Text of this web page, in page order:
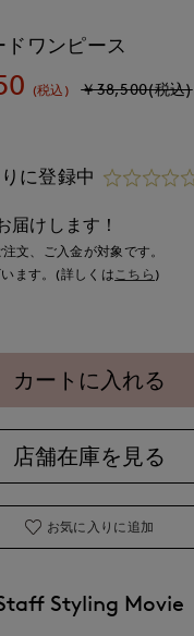
ワンピース
(税込) ￥38,500(税込)
に登録中
届けします！
文、ご入金が対象です。
ます。(詳しくはこちら )
カートに入れる
店舗在庫を見る
お気に入りに追加
Styling Movie